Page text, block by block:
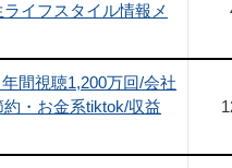
ライフスタイル情報メ
間視聴1,200万回/会社
約・お金系tiktok/収益